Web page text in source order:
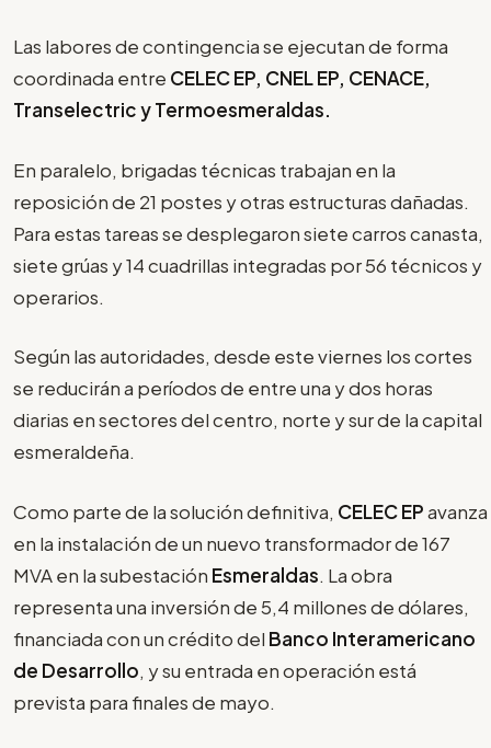
Las labores de contingencia se ejecutan de forma
coordinada entre CELEC EP, CNEL EP, CENACE,
Transelectric y Termoesmeraldas.
En paralelo, brigadas técnicas trabajan en la
reposición de 21 postes y otras estructuras dañadas.
Para estas tareas se desplegaron siete carros canasta,
siete grúas y 14 cuadrillas integradas por 56 técnicos y
operarios.
Según las autoridades, desde este viernes los cortes
se reducirán a períodos de entre una y dos horas
diarias en sectores del centro, norte y sur de la capital
esmeraldeña.
Como parte de la solución definitiva, CELEC EPavanza
en la instalación de un nuevo transformador de 167
MVA en la subestación Esmeraldas. La obra
representa una inversión de 5,4 millones de dólares,
financiada con un crédito del Banco Interamericano
de Desarrollo, y su entrada en operación está
prevista para finales de mayo.